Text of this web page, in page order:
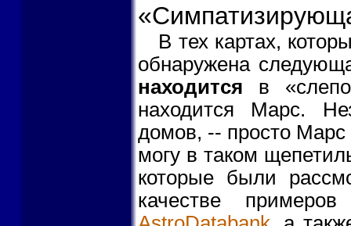
В тех картах,
обнаружена
находится в
находится Марс.
домов, -- просто Марс
могу в таком
которые были
качестве